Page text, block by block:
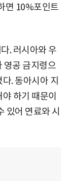
면 10%포인트
. 러시아와 우
영공 금지령으
. 동아시아 지
하기 때문이
있어 연료와 시